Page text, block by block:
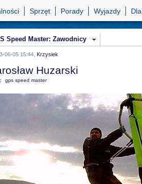
Sprzęt Porady Wyjazdy
Speed Master: Zawodnicy
06-05 15:44, Krzysiek
Huzarski
gps speed master